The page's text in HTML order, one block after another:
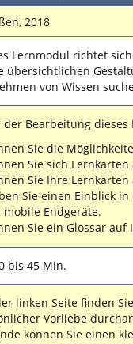
2018
Lernmodul richtet
übersichtlichen
von Wissen
der Bearbeitung dieses
Sie die
Sie sich
Sie Ihre
Sie einen Einblick
Endgeräte.
Sie ein Glossar
bis 45 Min.
linken Seite finden
Vorliebe
können Sie einen